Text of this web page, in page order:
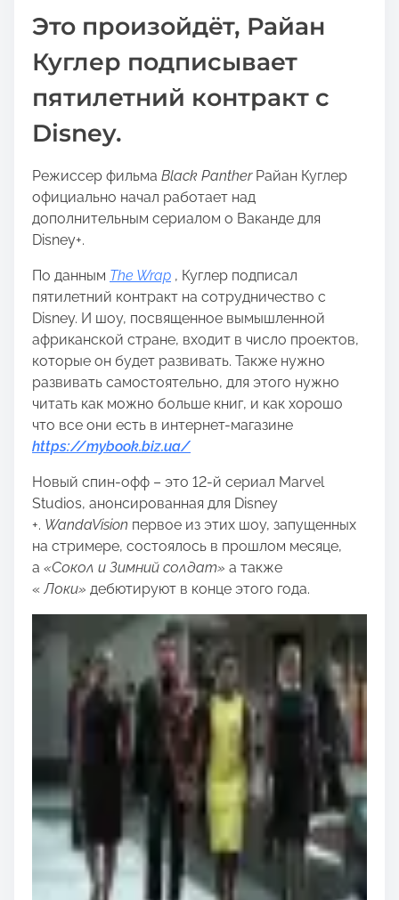
i
s
p
o
n
:
Это произойдёт, Райан
Куглер подписывает
пятилетний контракт с
Disney.
Режиссер фильма Black PantherРайан Куглер
официально начал работает над
дополнительным сериалом о Ваканде для
Disney+.
По данным The Wrap , Куглер подписал
пятилетний контракт на сотрудничество с
Disney. И шоу, посвященное вымышленной
африканской стране, входит в число проектов,
которые он будет развивать. Также нужно
развивать самостоятельно, для этого нужно
читать как можно больше книг, и как хорошо
что все они есть в интернет-магазине
https://mybook.biz.ua/
Новый спин-офф – это 12-й сериал Marvel
Studios, анонсированная для Disney
+. WandaVision первое из этих шоу, запущенных
на стримере, состоялось в прошлом месяце,
а «Сокол и Зимний солдат» а также
« Локи» дебютируют в конце этого года.